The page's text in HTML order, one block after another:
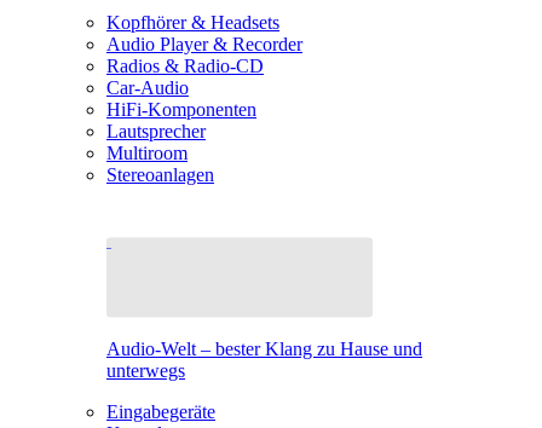
Kopfhörer & Headsets
Audio Player & Recorder
Radios & Radio-CD
Car-Audio
HiFi-Komponenten
Lautsprecher
Multiroom
Stereoanlagen
Audio-Welt – bester Klang zu Hause und
unterwegs
Eingabegeräte